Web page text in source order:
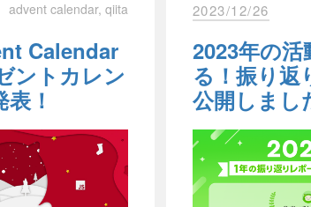
組み
みなさまにとって価値あるものであり続けられる
で参ります。
組みについては、よろしければこちらもご覧くだ
アクセシビリティ
催しますのでぜひ
Hatena
Pocket
識がありました。
これまでにも、以
り組んできました。
WCAG勉強会
アクセシビリ
ンクやボ
た時にイ
されるよ
利用規約
プライバシー
責事項」を利
適用開始日
術が発達し、さま
れるようになって
技術を用いること
ていなかった新し
とができないか検
。
した機能について
版でユーザーの皆様
ト
QiitaのUIでは、背
使われています。
ライトテーマ
・ #F5F6F6
ダークテーマ
Online
Sponsorsと連
たことをお知らせ
プレゼントカレン
の記事（Qiita
レゼントカレンダ
ご覧ください。
Qiita賞・
advent calendar qiita
Calendar
ントカレン
！
2023/12/26
2023年の
る！振り返
公開しまし